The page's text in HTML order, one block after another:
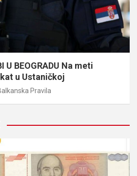
U BEOGRADU Na meti
u Ustaničkoj
Pravila